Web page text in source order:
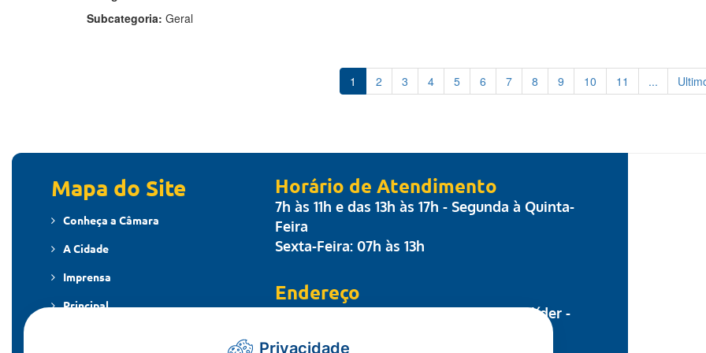
Subcategoria: Geral
1 2 3 4 5 6 7 8 9 10 11 ...
Horário de Atendimento
7h às 11h e das 13h às 17h - Segunda à Quinta-
Feira
Sexta-Feira: 07h às 13h
Endereço
Travessa dos Parecis, nº 17 - Centro Colíder -
Mapa do Site
Conheça a Câmara
A Cidade
Imprensa
Principal
Privacidade